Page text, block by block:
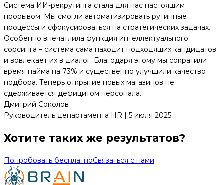
Система ИИ-рекрутинга стала для нас настоящим
прорывом. Мы смогли автоматизировать рутинные
процессы и сфокусироваться на стратегических задачах.
Особенно впечатлила функция интеллектуального
сорсинга – система сама находит подходящих кандидатов
и вовлекает их в диалог. Благодаря этому мы сократили
время найма на 73% и существенно улучшили качество
подбора. Теперь открытие новых магазинов не
сдерживается дефицитом персонала.
Дмитрий Соколов
Руководитель департамента HR | 5 июля 2025
Хотите таких же результатов?
Попробовать бесплатноСвязаться с нами